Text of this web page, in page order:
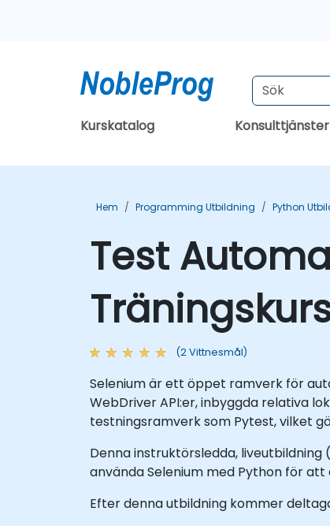
Kurskatalog Konsulttjänster
Hem Programming Utbildning Python
Test
(2 Vittnesmål)
Selenium är ett öppet ramverk för
WebDriver API:er, inbyggda relativa
testningsramverk som Pytest, vilket
Denna instruktörsledda,
använda Selenium med Python för
Efter denna utbildning kommer